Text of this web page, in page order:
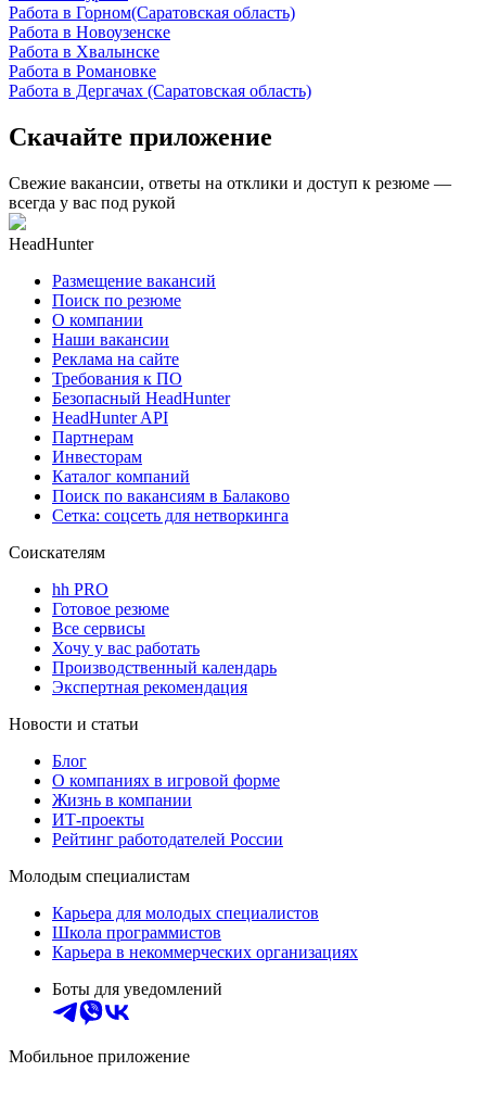
Работа в Горном(Саратовская область)
Работа в Новоузенске
Работа в Хвалынске
Работа в Романовке
Работа в Дергачах (Саратовская область)
Скачайте приложение
Свежие вакансии, ответы на отклики и доступ к резюме —
всегда у вас под рукой
HeadHunter
Размещение вакансий
Поиск по резюме
О компании
Наши вакансии
Реклама на сайте
Требования к ПО
Безопасный HeadHunter
HeadHunter API
Партнерам
Инвесторам
Каталог компаний
Поиск по вакансиям в Балаково
Сетка: соцсеть для нетворкинга
Соискателям
hh PRO
Готовое резюме
Все сервисы
Хочу у вас работать
Производственный календарь
Экспертная рекомендация
Новости и статьи
Блог
О компаниях в игровой форме
Жизнь в компании
ИТ-проекты
Рейтинг работодателей России
Молодым специалистам
Карьера для молодых специалистов
Школа программистов
Карьера в некоммерческих организациях
Боты для уведомлений
Мобильное приложение